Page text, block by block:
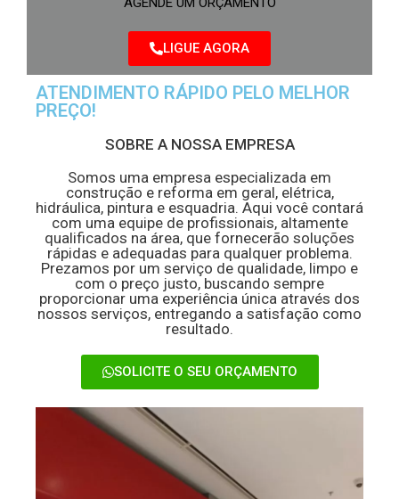
LIGUE AGORA
ATENDIMENTO RÁPIDO PELO MELHOR
PREÇO!
SOBRE A NOSSA EMPRESA
Somos uma empresa especializada em
construção e reforma em geral, elétrica,
hidráulica, pintura e esquadria. Aqui você contará
com uma equipe de profissionais, altamente
qualificados na área, que fornecerão soluções
rápidas e adequadas para qualquer problema.
Prezamos por um serviço de qualidade, limpo e
com o preço justo, buscando sempre
proporcionar uma experiência única através dos
nossos serviços, entregando a satisfação como
resultado.
SOLICITE O SEU ORÇAMENTO